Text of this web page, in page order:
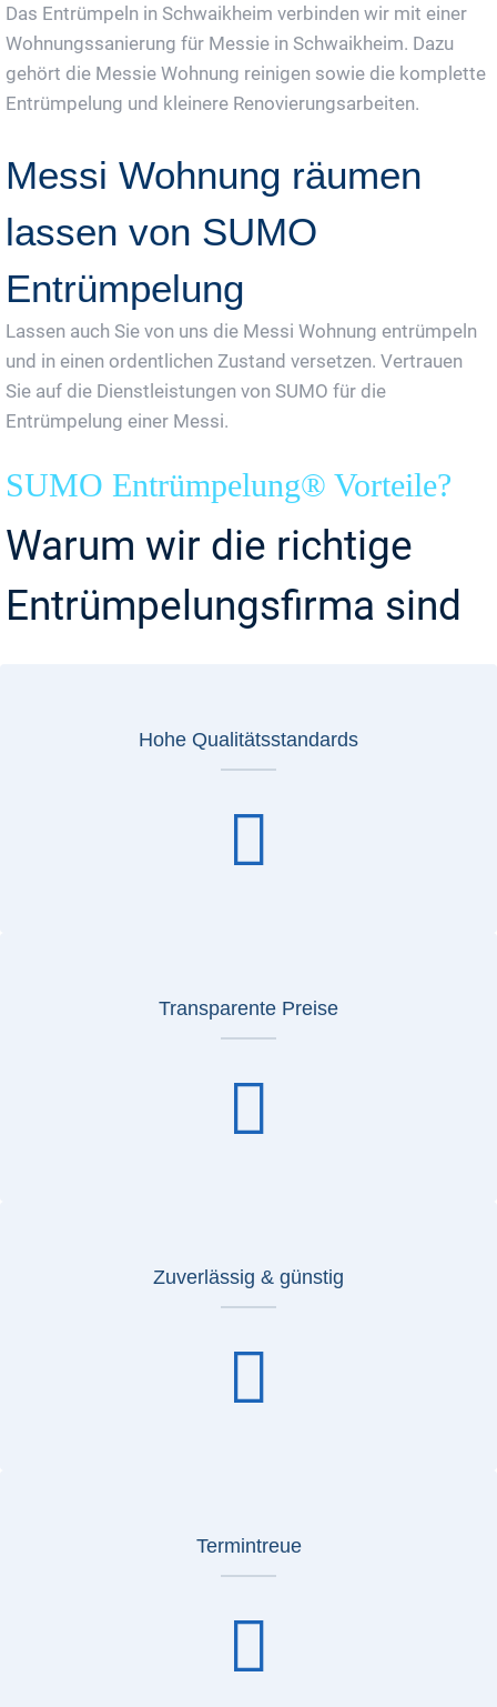
Das Entrümpeln in Schwaikheim verbinden wir mit einer
Wohnungssanierung für Messie in Schwaikheim. Dazu
gehört die Messie Wohnung reinigen sowie die komplette
Entrümpelung und kleinere Renovierungsarbeiten.
Messi Wohnung räumen
lassen von SUMO
Entrümpelung
Lassen auch Sie von uns die Messi Wohnung entrümpeln
und in einen ordentlichen Zustand versetzen. Vertrauen
Sie auf die Dienstleistungen von SUMO für die
Entrümpelung einer Messi.
SUMO Entrümpelung® Vorteile?
Warum wir die richtige
Entrümpelungsfirma sind
Hohe Qualitätsstandards
Transparente Preise
Zuverlässig & günstig
Termintreue